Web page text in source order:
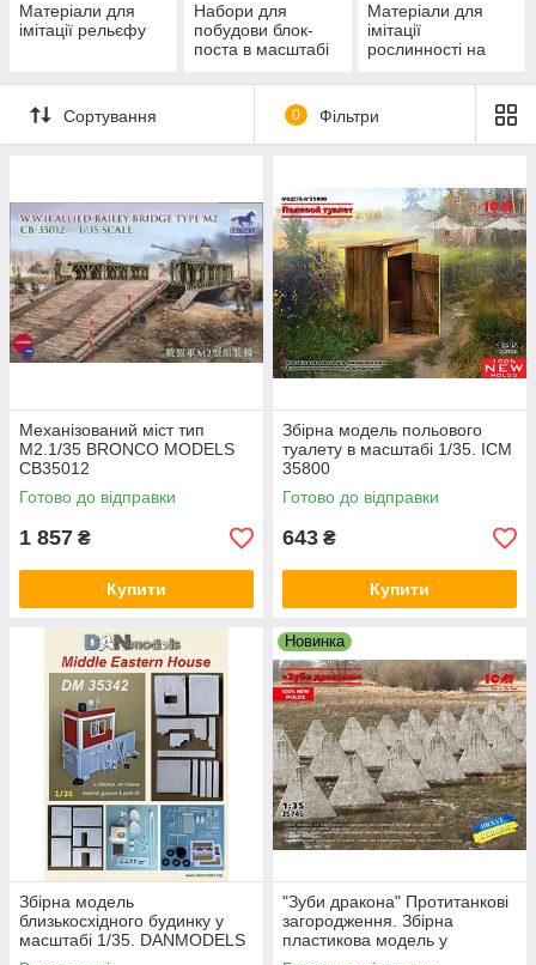
Матеріали для
імітації рельєфу
Набори для
побудови блок-
поста в масштабі
Матеріали для
імітації
рослинності на
Сортування 0 Фільтри
Механізований міст тип
М2.1/35 BRONCO MODELS
CB35012
Готово до відправки
1 857 ₴
Купити
Збірна модель польового
туалету в масштабі 1/35. ICM
35800
Готово до відправки
643 ₴
Купити
Збірна модель
близькосхідного будинку у
масштабі 1/35. DANMODELS
DM35342
Новинка
"Зуби дракона" Протитанкові
загородження. Збірна
пластикова модель у
масштабі 1/35. ICM 35746